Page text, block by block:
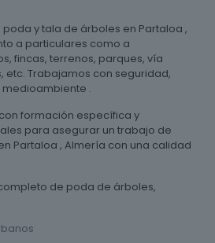
y tala de árboles en Partaloa ,
a particulares como a
fincas, terrenos, parques, vía
etc. Trabajamos con seguridad,
.
formación específica y
para asegurar un trabajo de
Partaloa , Almería con una calidad
de poda de árboles,